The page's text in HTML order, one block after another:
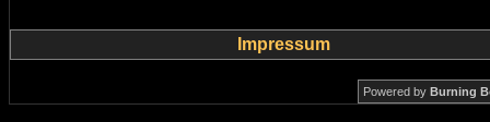
Impressum
Powered by Burning